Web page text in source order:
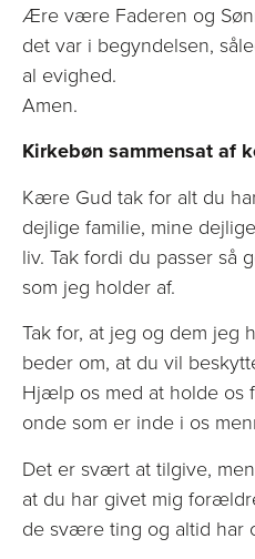
Ære være Faderen og
det var i begyndelsen,
al evighed.
Amen.
Kirkebøn sammensat af
Kære Gud tak for alt du
dejlige familie, mine
liv. Tak fordi du passer så
som jeg holder af.
Tak for, at jeg og dem jeg
beder om, at du vil
Hjælp os med at holde os
onde som er inde i os
Det er svært at tilgive,
at du har givet mig
de svære ting og altid har